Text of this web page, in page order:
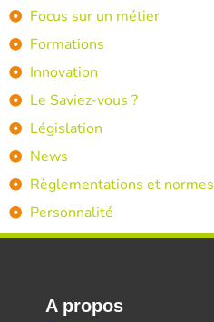
Focus sur un métier
Formations
Innovation
Le Saviez-vous ?
Législation
News
Règlementations et normes
Personnalité
A propos